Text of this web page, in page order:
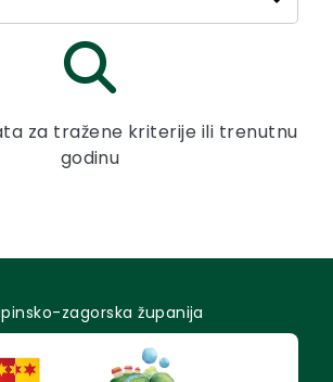
za tražene kriterije ili trenutnu
godinu
zagorska županija